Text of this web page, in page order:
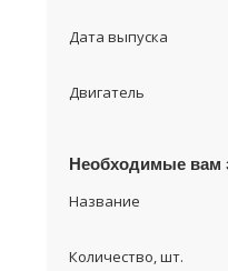
Дата выпуска
Двигатель
Необходимые вам
Название
Количество, шт.